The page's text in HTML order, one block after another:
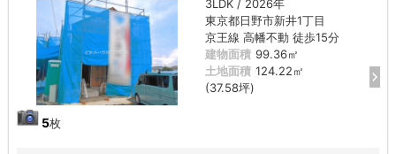
5枚
3LDK / 2026年
東京都日野市新井1丁目
京王線 高幡不動 徒歩15分
建物面積 99.36㎡
土地面積 124.22㎡
(37.58坪)